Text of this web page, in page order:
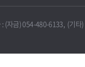
(자금) 054-480-6133, (기타